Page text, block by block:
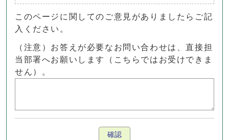
このページに関してのご意見がありましたらご記
入ください。
（注意）お答えが必要なお問い合わせは、直接担
当部署へお願いします（こちらではお受けできま
せん）。
確認